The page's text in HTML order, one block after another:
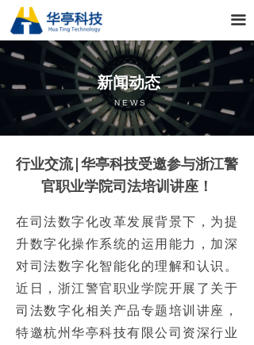
끀
首页
关于我们
解决方案
新闻动态
行业交流|华亭科技受邀参与浙江警
官职业学院司法培训讲座！
在司法数字化改革发展背景下，为提
升数字化操作系统的运用能力，加深
对司法数字化智能化的理解和认识。
近日，浙江警官职业学院开展了关于
司法数字化相关产品专题培训讲座，
特邀杭州华亭科技有限公司资深行业
新闻动态
NEWS